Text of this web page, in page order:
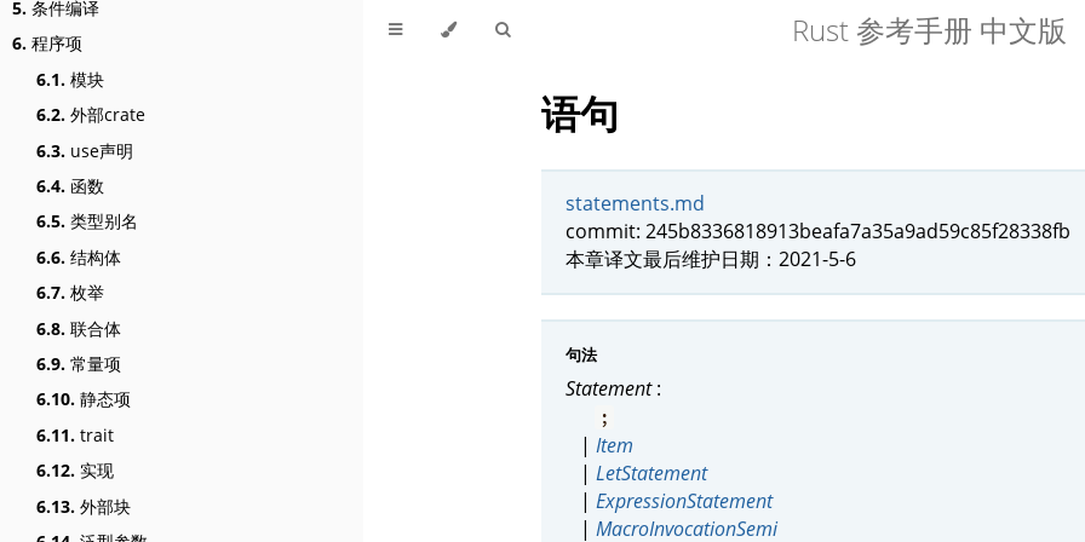
5. 条件编译
6. 程序项
6.1. 模块
6.2. 外部crate
6.3. use声明
6.4. 函数
6.5. 类型别名
6.6. 结构体
6.7. 枚举
6.8. 联合体
6.9. 常量项
6.10. 静态项
6.11. trait
6.12. 实现
6.13. 外部块
Rust 参考手册 中文版
语句
statements.md
commit: 245b8336818913beafa7a35a9ad59c85f28338fb
本章译文最后维护日期：2021-5-6
句法
Statement:
;
| Item
| LetStatement
| ExpressionStatement
| MacroInvocationSemi